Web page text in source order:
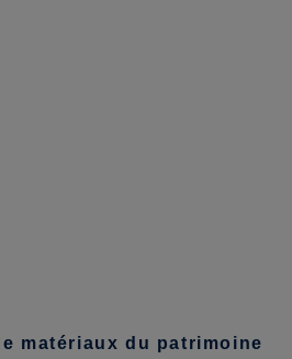
matériaux du patrimoine